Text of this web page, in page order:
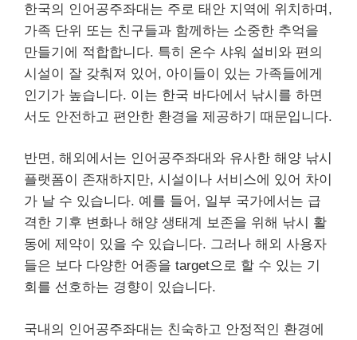
한국의 인어공주좌대는 주로 태안 지역에 위치하며,
가족 단위 또는 친구들과 함께하는 소중한 추억을
만들기에 적합합니다. 특히 온수 샤워 설비와 편의
시설이 잘 갖춰져 있어, 아이들이 있는 가족들에게
인기가 높습니다. 이는 한국 바다에서 낚시를 하면
서도 안전하고 편안한 환경을 제공하기 때문입니다.
반면, 해외에서는 인어공주좌대와 유사한 해양 낚시
플랫폼이 존재하지만, 시설이나 서비스에 있어 차이
가 날 수 있습니다. 예를 들어, 일부 국가에서는 급
격한 기후 변화나 해양 생태계 보존을 위해 낚시 활
동에 제약이 있을 수 있습니다. 그러나 해외 사용자
들은 보다 다양한 어종을 target으로 할 수 있는 기
회를 선호하는 경향이 있습니다.
국내의 인어공주좌대는 친숙하고 안정적인 환경에